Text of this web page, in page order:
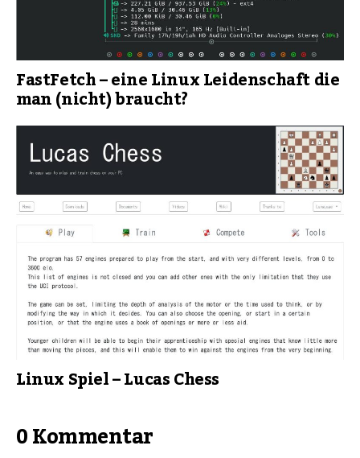
FastFetch – eine Linux Leidenschaft die
man (nicht) braucht?
Linux Spiel – Lucas Chess
0 Kommentar